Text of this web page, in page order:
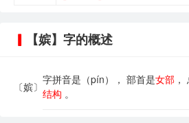
【嫔】字的概述
〔嫔〕
字拼音是（pín）， 部首是女部
结构 。